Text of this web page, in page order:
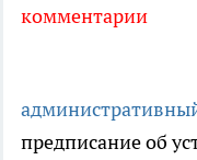
комментарии
предписание об